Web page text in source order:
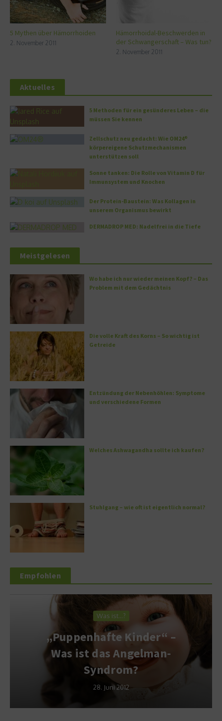
5 Mythen über Hämorrhoiden
2. November 2011
Hämorrhoidal-Beschwerden in
der Schwangerschaft – Was tun?
2. November 2011
Aktuelles
5 Methoden für ein gesünderes Leben – die
müssen Sie kennen
Zellschutz neu gedacht: Wie OM24®
körpereigene Schutzmechanismen
unterstützen soll
Sonne tanken: Die Rolle von Vitamin D für
Immunsystem und Knochen
Der Protein-Baustein: Was Kollagen in
unserem Organismus bewirkt
DERMADROP MED: Nadelfrei in die Tiefe
Meistgelesen
Wo habe ich nur wieder meinen Kopf? – Das
Problem mit dem Gedächtnis
Die volle Kraft des Korns – So wichtig ist
Getreide
Entzündung der Nebenhöhlen: Symptome
und verschiedene Formen
Welches Ashwagandha sollte ich kaufen?
Stuhlgang – wie oft ist eigentlich normal?
Empfohlen
Was ist…?
„Puppenhafte Kinder“ –
Was ist das Angelman-
Syndrom?
28. Juni 2012